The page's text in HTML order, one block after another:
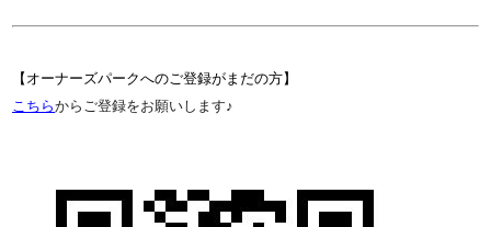
【 オーナーズパークへのご登録がまだの方】
こちらからご登録をお願いします♪